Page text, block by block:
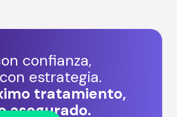
confianza,
estrategia.
tratamiento,
asegurado.